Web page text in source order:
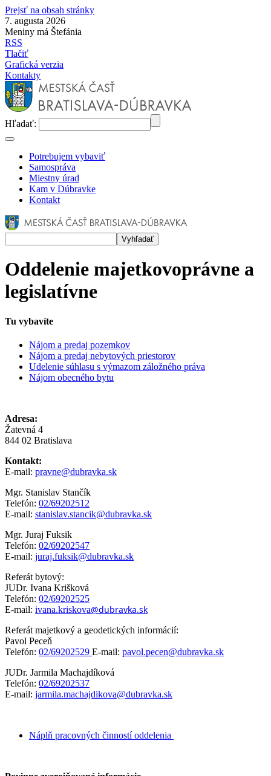
Prejsť na obsah stránky
7. augusta 2026
Meniny má Štefánia
RSS
Tlačiť
Grafická verzia
Kontakty
Hľadať:
Potrebujem vybaviť
Samospráva
Miestny úrad
Kam v Dúbravke
Kontakt
Oddelenie majetkovoprávne a
legislatívne
Tu vybavíte
Nájom a predaj pozemkov
Nájom a predaj nebytových priestorov
Udelenie súhlasu s výmazom záložného práva
Nájom obecného bytu
Adresa:
Žatevná 4
844 02 Bratislava
Kontakt:
E-mail: pravne@dubravka.sk
Mgr. Stanislav Stančík
Telefón: 02/69202512
E-mail: stanislav.stancik@dubravka.sk
Mgr. Juraj Fuksik
Telefón: 02/69202547
E-mail: juraj.fuksik@dubravka.sk
Referát bytový:
JUDr. Ivana Krišková
Telefón: 02/69202525
E-mail: ivana.kriskova@dubravka.sk
Referát majetkový a geodetických informácií:
Pavol Peceň
Telefón: 02/69202529 E-mail: pavol.pecen@dubravka.sk
JUDr. Jarmila Machajdíková
Telefón: 02/69202537
E-mail: jarmila.machajdikova@dubravka.sk
Náplň pracovných činností oddelenia